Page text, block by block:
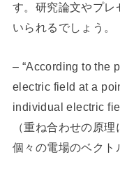
す。研究論文やプレ
いられるでしょう。
– “According to the
electric field at a
individual electric
（重ね合わせの原
個々の電場のベクト